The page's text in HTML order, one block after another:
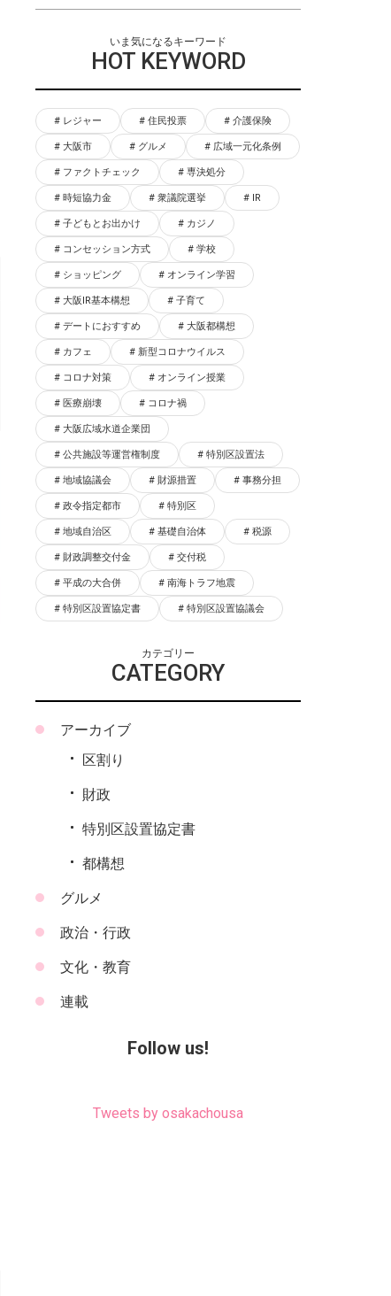
いま気になるキーワード
HOT KEYWORD
レジャー 住民投票 介護保険
大阪市 グルメ 広域一元化条例
ファクトチェック 専決処分
時短協力金 衆議院選挙 IR
子どもとお出かけ カジノ
コンセッション方式 学校
ショッピング オンライン学習
大阪IR基本構想 子育て
デートにおすすめ 大阪都構想
カフェ 新型コロナウイルス
コロナ対策 オンライン授業
医療崩壊 コロナ禍
大阪広域水道企業団
公共施設等運営権制度 特別区設置法
地域協議会 財源措置 事務分担
政令指定都市 特別区
地域自治区 基礎自治体 税源
財政調整交付金 交付税
平成の大合併 南海トラフ地震
特別区設置協定書 特別区設置協議会
カテゴリー
CATEGORY
アーカイブ
区割り
財政
特別区設置協定書
都構想
グルメ
政治・行政
文化・教育
連載
Follow us!
Tweets by osakachousa